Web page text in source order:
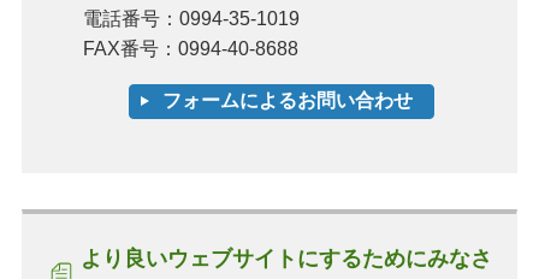
電話番号：0994-35-1019
FAX番号：0994-40-8688
より良いウェブサイトにするためにみなさ